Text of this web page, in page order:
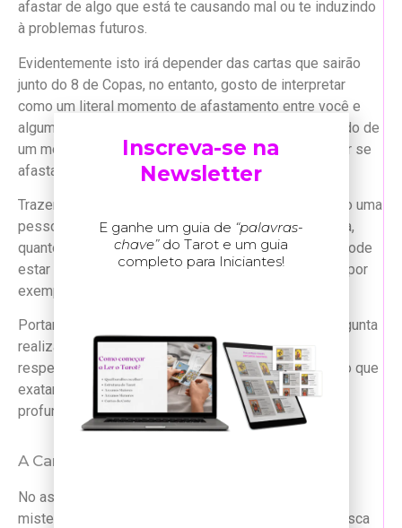
afastar de algo que está te causando mal ou te induzindo
à problemas futuros.
Evidentemente isto irá depender das cartas que sairão
junto do 8 de Copas, no entanto, gosto de interpretar
como um literal momento de afastamento entre você e
alguma situação ruim. Tanto no sentido de você saindo de
um momento que já ruim quanto no sentido de buscar se
afastar de algo que pode vir à acontecer.
Trazendo para a realidade, podemos interpretar como uma
pessoa saíndo do hospital após um período internata,
quanto você se afastar de algum hábito nocivo que pode
estar de causando mal, tal qual como parar de fumar por
exemplo.
Portanto, é importante se atentar ao contexto da pergunta
realizada para uma interpretação mais aprofundada a
respeito do que estamos nos afastando, a respeito o que
exatamente estamos buscando uma percepção mais
profunda.
A Carta do 8 de Copas na Espiritualidade:
No aspecto espiritual, temos uma mensagem mais
misteriosa do 8 de Copas, que faz maior alusão à busca
Inscreva-se na
Newsletter
E ganhe um guia de “palavras-
chave”do Tarot e um guia
completo para Iniciantes!